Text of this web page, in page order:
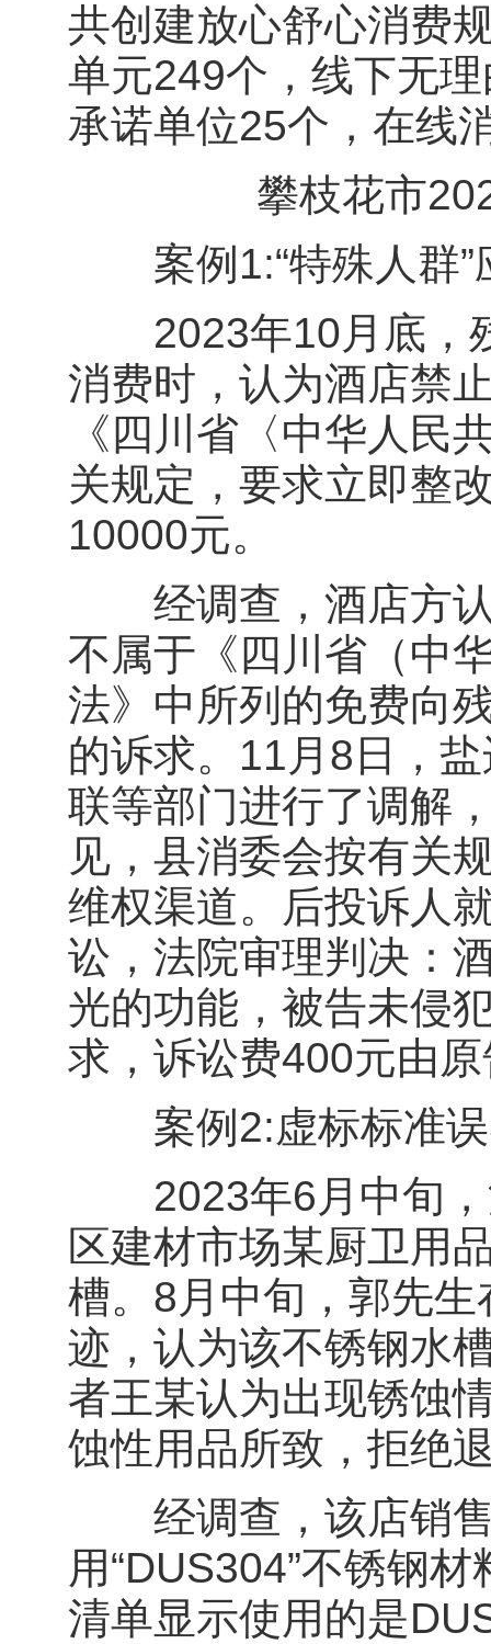
共创建放心舒心消费
单元249个，线下无
承诺单位25个，在线
攀枝花市
案例1:“特殊人群”
2023年10月底，残
消费时，认为酒店禁
《四川省〈中华人民
关规定，要求立即整
10000元。
经调查，酒店方认
不属于《四川省（中
法》中所列的免费向
的诉求。11月8日，
联等部门进行了调解
见，县消委会按有关
维权渠道。后投诉人
讼，法院审理判决：
光的功能，被告未侵
求，诉讼费400元由
案例2:虚标标准误
2023年6月中旬，
区建材市场某厨卫用
槽。8月中旬，郭先
迹，认为该不锈钢水
者王某认为出现锈蚀
蚀性用品所致，拒绝
经调查，该店销售
用“DUS304”不锈钢
清单显示使用的是